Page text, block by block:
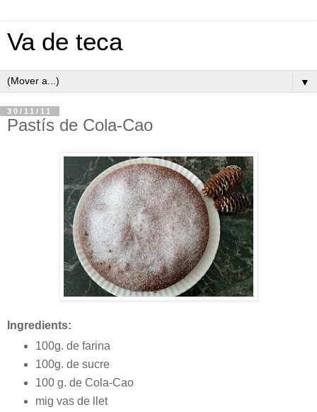
Va de teca
▼
30/11/11
Pastís de Cola-Cao
Ingredients:
100g. de farina
100g. de sucre
100 g. de Cola-Cao
mig vas de llet